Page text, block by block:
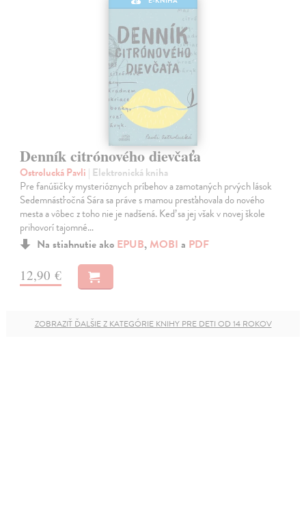
Denník citrónového dievčaťa
Ostrolucká Pavli | Elektronická kniha
Pre fanúšičky mysterióznych príbehov a zamotaných prvých lások
Sedemnásťročná Sára sa práve s mamou presťahovala do nového
mesta a vôbec z toho nie je nadšená. Keď sa jej však v novej škole
prihovorí tajomné…
Na stiahnutie ako EPUB, MOBI a PDF
12,90 €
ZOBRAZIŤ ĎALŠIE Z KATEGÓRIE KNIHY PRE DETI OD 14 ROKOV